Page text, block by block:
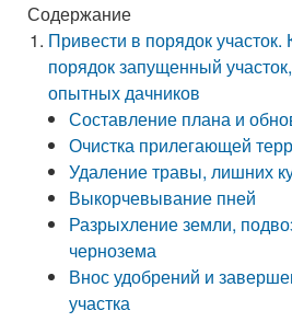
Содержание
Привести в порядок участок.
порядок запущенный
опытных дачников
Составление плана и
Очистка прилегающей
Удаление травы, лишних
Выкорчевывание пней
Разрыхление земли,
чернозема
Внос удобрений и
участка